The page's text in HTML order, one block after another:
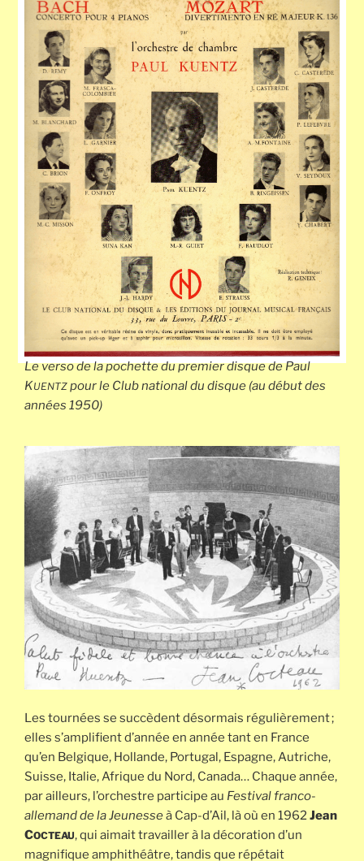
Le verso de la pochette du premier disque de Paul
KUENTZ pour le Club national du disque (au début des
années 1950)
Les tournées se succèdent désormais régulièrement ;
elles s’amplifient d’année en année tant en France
qu’en Belgique, Hollande, Portugal, Espagne, Autriche,
Suisse, Italie, Afrique du Nord, Canada… Chaque année,
par ailleurs, l’orchestre participe au Festival franco-
allemand de la Jeunesseà Cap-d’Ail, là où en 1962Jean
COCTEAU, qui aimait travailler à la décoration d’un
magnifique amphithéâtre, tandis que répétait